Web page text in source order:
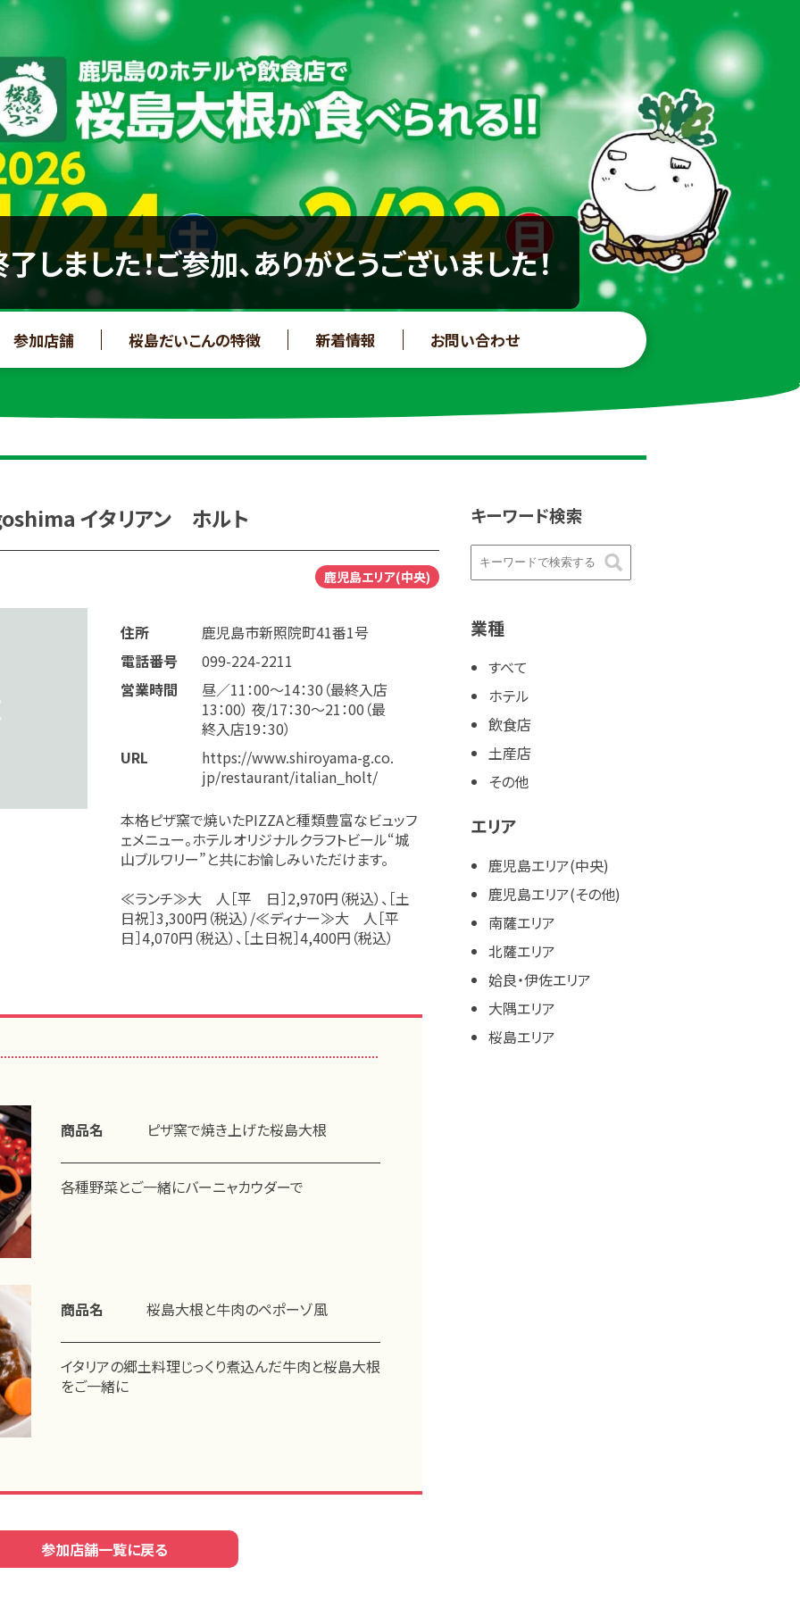
しました！ご参加、ありがとうございました！
参加店舗 桜島だいこんの特徴 新着情報 お問い合わせ
イタリアン ホルト
鹿児島エリア(中央)
住所
鹿児島市新照院町41番1号
電話番号
099-224-2211
営業時間
昼／11：00～14：30（最終入店
13：00） 夜/17：30～21：00（最
終入店19：30）
URL
https://www.shiroyama-g.co.
jp/restaurant/italian_holt/
本格ピザ窯で焼いたPIZZAと種類豊富なビュッフ
ェメニュー。ホテルオリジナルクラフトビール“城
山ブルワリー”と共にお愉しみいただけます。
≪ランチ≫大 人［平 日］2,970円（税込）、［土
日祝］3,300円（税込）/≪ディナー≫大 人［平
日］4,070円（税込）、［土日祝］4,400円（税込）
商品名 ピザ窯で焼き上げた桜島大根
各種野菜とご一緒にバーニャカウダーで
商品名 桜島大根と牛肉のペポーゾ風
イタリアの郷土料理じっくり煮込んだ牛肉と桜島大根
をご一緒に
参加店舗一覧に戻る
キーワード検索
業種
すべて
ホテル
飲食店
土産店
その他
エリア
鹿児島エリア(中央)
鹿児島エリア(その他)
南薩エリア
北薩エリア
姶良・伊佐エリア
大隅エリア
桜島エリア